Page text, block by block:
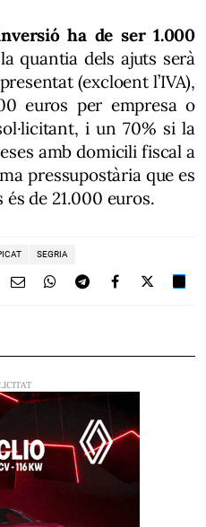
ha de ser 1.000
quantia dels ajuts serà
(excloent l’IVA),
euros per empresa o
i un 70% si la
amb domicili fiscal a
pressupostària que es
de 21.000 euros.
SEGRIA